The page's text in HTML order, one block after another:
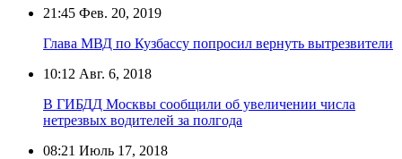
21:45 Фев. 20, 2019
Глава МВД по Кузбассу попросил вернуть вытрезвители
10:12 Авг. 6, 2018
В ГИБДД Москвы сообщили об увеличении числа
нетрезвых водителей за полгода
08:21 Июль 17, 2018